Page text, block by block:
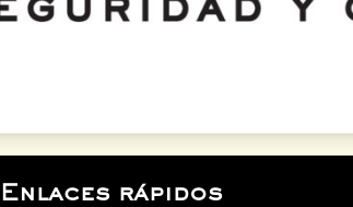
Enlaces rápidos